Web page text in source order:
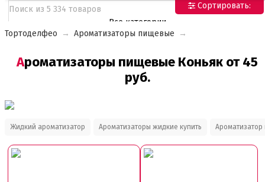
Все категории
Адаптеры для кондитерского мешка
Ароматизаторы пищевые
Ароматизаторы Criamo 30 мл
Ванильная паста
Безе маршмеллоу мармелад
Тортоделфео → Ароматизаторы пищевые →
Ароматизаторы пищевые Коньяк от 45
руб.
Жидкий ароматизатор Ароматизаторы жидкие купить
Сортировать: